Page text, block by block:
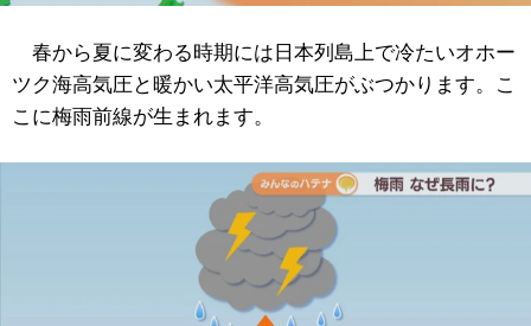
春から夏に変わる時期には日本列島上で冷たいオホー
ツク海高気圧と暖かい太平洋高気圧がぶつかります。こ
こに梅雨前線が生まれます。